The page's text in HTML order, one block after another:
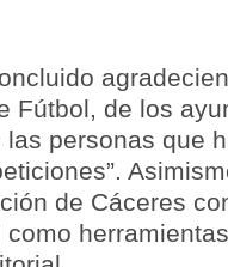
Fútbol, de los
las personas que
de Cáceres